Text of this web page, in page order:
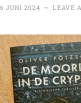
6 JUNI 2024 ~ LEAVE